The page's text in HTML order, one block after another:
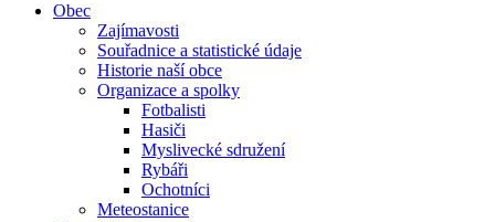
Obec
Zajímavosti
Souřadnice a statistické údaje
Historie naší obce
Organizace a spolky
Fotbalisti
Hasiči
Myslivecké sdružení
Rybáři
Ochotníci
Meteostanice